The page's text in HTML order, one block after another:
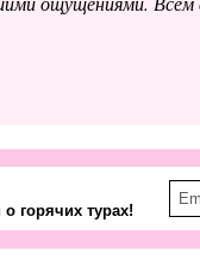
горячих турах!